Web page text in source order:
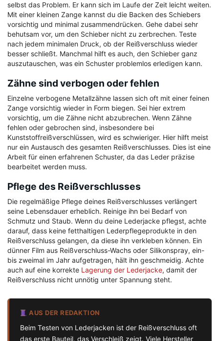
selbst das Problem. Er kann sich im Laufe der Zeit leicht weiten.
Mit einer kleinen Zange kannst du die Backen des Schiebers
vorsichtig und minimal zusammendrücken. Gehe dabei sehr
behutsam vor, um den Schieber nicht zu zerbrechen. Teste
nach jedem minimalen Druck, ob der Reißverschluss wieder
besser schließt. Manchmal hilft es auch, den Schieber ganz
auszutauschen, was ein Schuster problemlos erledigen kann.
Zähne sind verbogen oder fehlen
Einzelne verbogene Metallzähne lassen sich oft mit einer feinen
Zange vorsichtig wieder in Form biegen. Sei hier extrem
vorsichtig, um die Zähne nicht abzubrechen. Wenn Zähne
fehlen oder gebrochen sind, insbesondere bei
Kunststoffreißverschlüssen, wird es schwieriger. Hier hilft meist
nur ein Austausch des gesamten Reißverschlusses. Dies ist eine
Arbeit für einen erfahrenen Schuster, da das Leder präzise
bearbeitet werden muss.
Pflege des Reißverschlusses
Die regelmäßige Pflege deines Reißverschlusses verlängert
seine Lebensdauer erheblich. Reinige ihn bei Bedarf von
Schmutz und Staub. Wenn du deine Lederjacke pflegst, achte
darauf, dass keine fetthaltigen Lederpflegeprodukte in den
Reißverschluss gelangen, da diese ihn verkleben können. Ein
dünner Film aus Reißverschluss-Wachs oder Silikonspray, ein-
bis zweimal im Jahr aufgetragen, hält ihn geschmeidig. Achte
auch auf eine korrekte Lagerung der Lederjacke, damit der
Reißverschluss nicht unnötig unter Spannung steht.
AUS DER REDAKTION
Beim Testen von Lederjacken ist der Reißverschluss oft
das erste Bauteil, das Verschleiß zeigt. Viele Hersteller